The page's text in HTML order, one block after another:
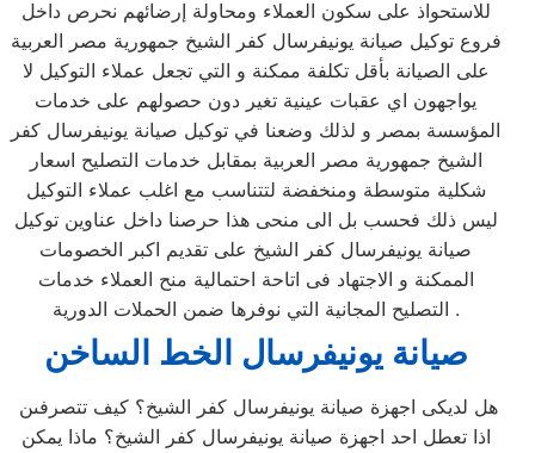
للاستحواذ على سكون العملاء ومحاولة إرضائهم نحرص داخل
فروع توكيل صيانة يونيفرسال كفر الشيخ جمهورية مصر العربية
على الصيانة بأقل تكلفة ممكنة و التي تجعل عملاء التوكيل لا
يواجهون اي عقبات عينية تغير دون حصولهم على خدمات
المؤسسة بمصر و لذلك وضعنا في توكيل صيانة يونيفرسال كفر
الشيخ جمهورية مصر العربية بمقابل خدمات التصليح اسعار
شكلية متوسطة ومنخفضة لتتناسب مع اغلب عملاء التوكيل
ليس ذلك فحسب بل الى منحى هذا حرصنا داخل عناوين توكيل
صيانة يونيفرسال كفر الشيخ على تقديم اكبر الخصومات
الممكنة و الاجتهاد فى اتاحة احتمالية منح العملاء خدمات
التصليح المجانية التي نوفرها ضمن الحملات الدورية .
صيانة يونيفرسال الخط الساخن
اذا تعطل احد اجهزة صيانة يونيفرسال كفر الشيخ؟ ماذا يمكن